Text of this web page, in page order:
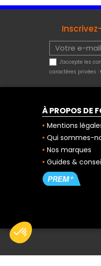
J'accepte les
caractères privées :
À PROPOS DE
Mentions
Qui sommes-
Nos marques
Guides &